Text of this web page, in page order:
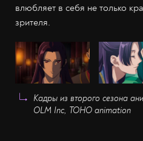
влюбляет в себя не только
зрителя.
Кадры из второго сезона
OLM Inc, TOHO animation